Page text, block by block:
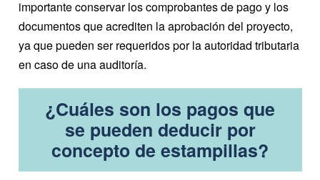
importante conservar los comprobantes de pago y los
documentos que acrediten la aprobación del proyecto,
ya que pueden ser requeridos por la autoridad tributaria
en caso de una auditoría.
¿Cuáles son los pagos que
se pueden deducir por
concepto de estampillas?